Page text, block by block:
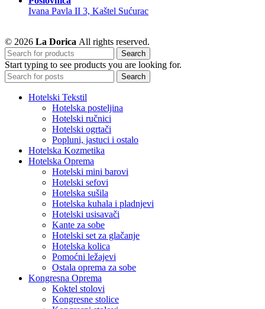
Ivana Pavla II 3, Kaštel Sućurac
© 2026 La Dorica All rights reserved.
Search
Start typing to see products you are looking for.
Search
Hotelski Tekstil
Hotelska posteljina
Hotelski ručnici
Hotelski ogrtači
Popluni, jastuci i ostalo
Hotelska Kozmetika
Hotelska Oprema
Hotelski mini barovi
Hotelski sefovi
Hotelska sušila
Hotelska kuhala i pladnjevi
Hotelski usisavači
Kante za sobe
Hotelski set za glačanje
Hotelska kolica
Pomoćni ležajevi
Ostala oprema za sobe
Kongresna Oprema
Koktel stolovi
Kongresne stolice